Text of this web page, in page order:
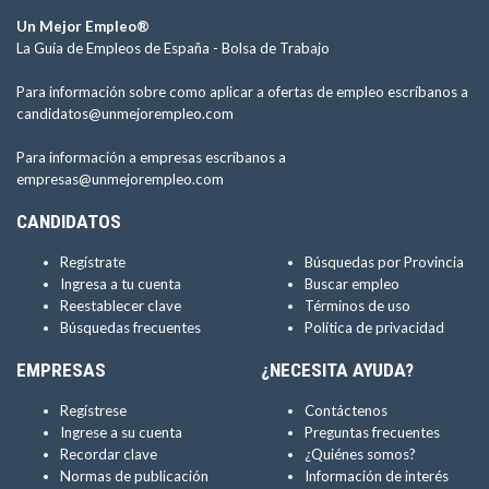
Un Mejor Empleo®
La Guía de Empleos de España - Bolsa de Trabajo
Para información sobre como aplicar a ofertas de empleo escríbanos a
candidatos@unmejorempleo.com
Para información a empresas escríbanos a
empresas@unmejorempleo.com
CANDIDATOS
Regístrate
Ingresa a tu cuenta
Reestablecer clave
Búsquedas frecuentes
Búsquedas por Provincia
Buscar empleo
Términos de uso
Política de privacidad
EMPRESAS
Regístrese
Ingrese a su cuenta
Recordar clave
Normas de publicación
¿NECESITA AYUDA?
Contáctenos
Preguntas frecuentes
¿Quiénes somos?
Información de interés